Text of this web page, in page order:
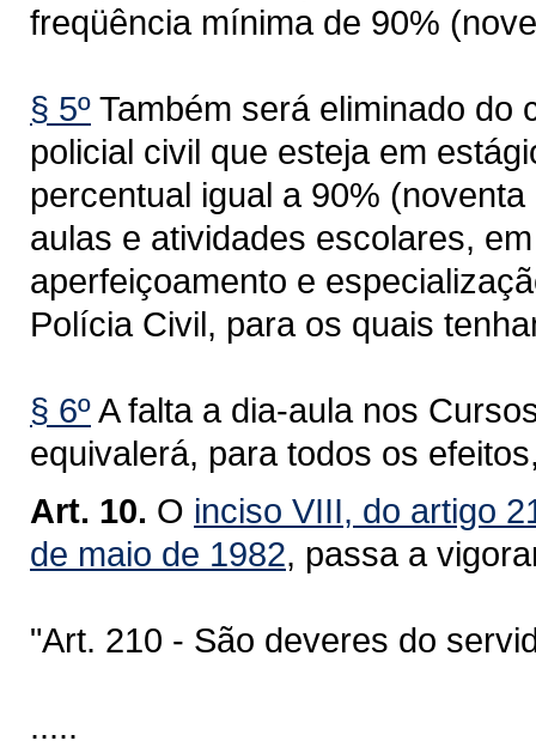
freqüência mínima de 90%
§ 5º Também será eliminado do
policial civil que esteja em
percentual igual a 90%
aulas e atividades escolares,
aperfeiçoamento e
Polícia Civil, para os quais
§ 6ºA falta a dia-aula nos
equivalerá, para todos os
Art. 10. O inciso VIII, do artigo
de maio de 1982, passa a
"Art. 210 - São deveres do
.....